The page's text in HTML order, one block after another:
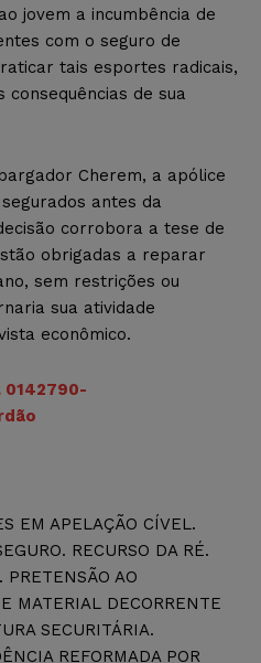
jovem a incumbência de
com o seguro de
tais esportes radicais,
consequências de sua
Cherem, a apólice
antes da
corrobora a tese de
obrigadas a reparar
sem restrições ou
sua atividade
econômico.
0142790-
EM APELAÇÃO CÍVEL.
RECURSO DA RÉ.
AO
MATERIAL DECORRENTE
SECURITÁRIA.
REFORMADA POR